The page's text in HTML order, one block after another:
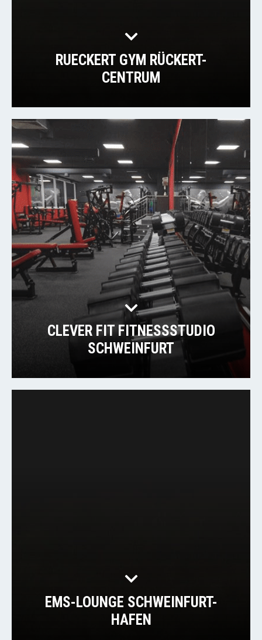
RUECKERT GYM RÜCKERT-
CENTRUM
CLEVER FIT FITNESSSTUDIO
SCHWEINFURT
EMS-LOUNGE SCHWEINFURT-
HAFEN